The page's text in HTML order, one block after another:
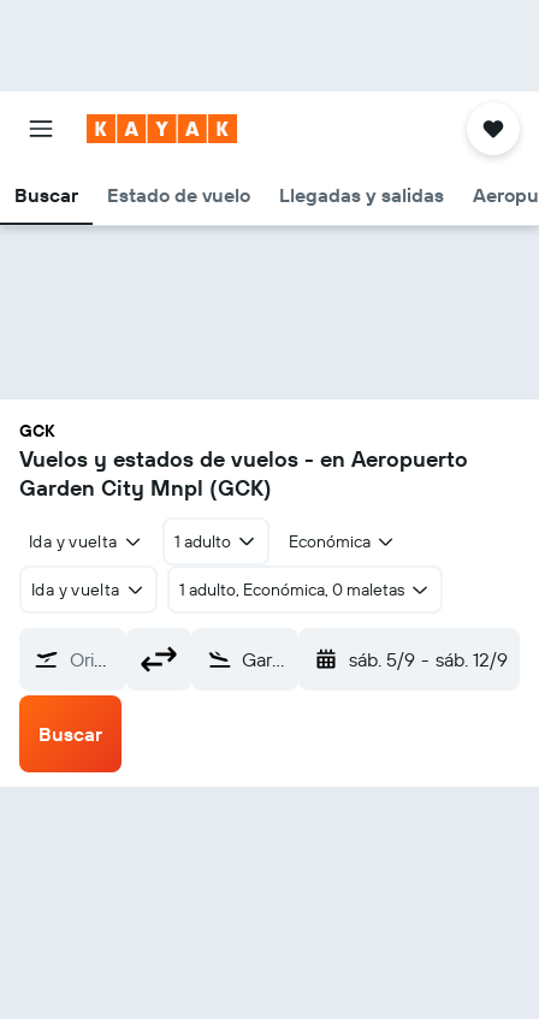
Buscar Estado de vuelo Llegadas y salidas
GCK
Vuelos y estados de vuelos - en Aeropuerto
Garden City Mnpl (GCK)
Ida y vuelta 1 adulto Económica
Ida y vuelta 1 adulto, Económica, 0 maletas
Origen Garden City Mnpl (GCK) sáb. 5/9 - sáb. 12/9
Buscar